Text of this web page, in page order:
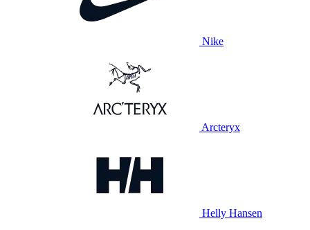
Nike
Arcteryx
Helly Hansen